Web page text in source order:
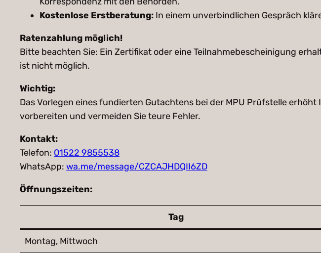
Kostenlose Erstberatung: In einem unverbindlichen Gespräch
Ratenzahlung möglich!
Bitte beachten Sie: Ein Zertifikat oder eine Teilnahmebescheinigung
ist nicht möglich.
Wichtig:
Das Vorlegen eines fundierten Gutachtens bei der MPU Prüfstelle
vorbereiten und vermeiden Sie teure Fehler.
Kontakt:
Telefon: 01522 9855538
WhatsApp: wa.me/message/CZCAJHDQII6ZD
Öffnungszeiten:
Tag
Montag, Mittwoch